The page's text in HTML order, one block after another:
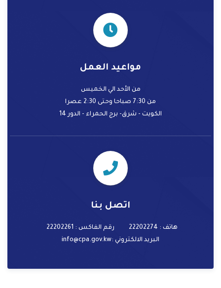
مواعيد العمل
من الأحد الي الخميس
من 7:30 صباحا وحتى 2:30 عصرا
الكويت - شرق- برج الحمراء - الدور 14
اتصل بنا
هاتف : 22202274
رقم الفاكس : 22202261
البريد الالكتروني :info@cpa.gov.kw